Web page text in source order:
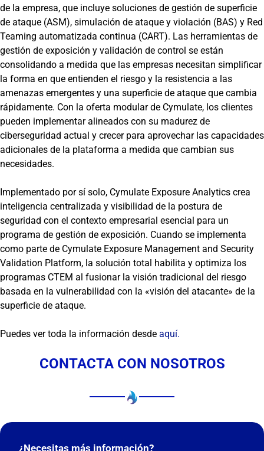
de la empresa, que incluye soluciones de gestión de superficie
de ataque (ASM), simulación de ataque y violación (BAS) y Red
Teaming automatizada continua (CART). Las herramientas de
gestión de exposición y validación de control se están
consolidando a medida que las empresas necesitan simplificar
la forma en que entienden el riesgo y la resistencia a las
amenazas emergentes y una superficie de ataque que cambia
rápidamente. Con la oferta modular de Cymulate, los clientes
pueden implementar alineados con su madurez de
ciberseguridad actual y crecer para aprovechar las capacidades
adicionales de la plataforma a medida que cambian sus
necesidades.
Implementado por sí solo, Cymulate Exposure Analytics crea
inteligencia centralizada y visibilidad de la postura de
seguridad con el contexto empresarial esencial para un
programa de gestión de exposición. Cuando se implementa
como parte de Cymulate Exposure Management and Security
Validation Platform, la solución total habilita y optimiza los
programas CTEM al fusionar la visión tradicional del riesgo
basada en la vulnerabilidad con la «visión del atacante» de la
superficie de ataque.
Puedes ver toda la información desde aquí.
CONTACTA CON NOSOTROS
¿Necesitas más información?